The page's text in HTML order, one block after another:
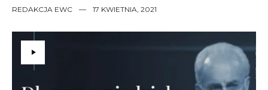
REDAKCJA EWC — 17 KWIETNIA, 2021